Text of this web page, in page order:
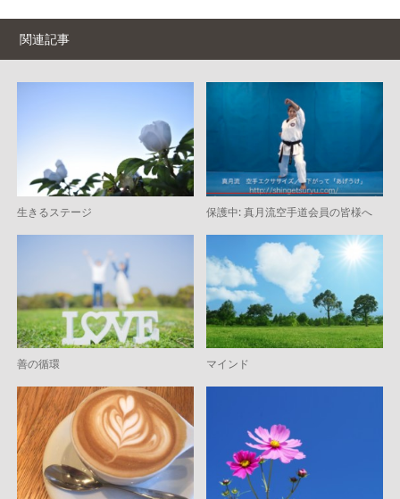
関連記事
生きるステージ 保護中: 真月流空手道会員の皆様へ
善の循環 マインド